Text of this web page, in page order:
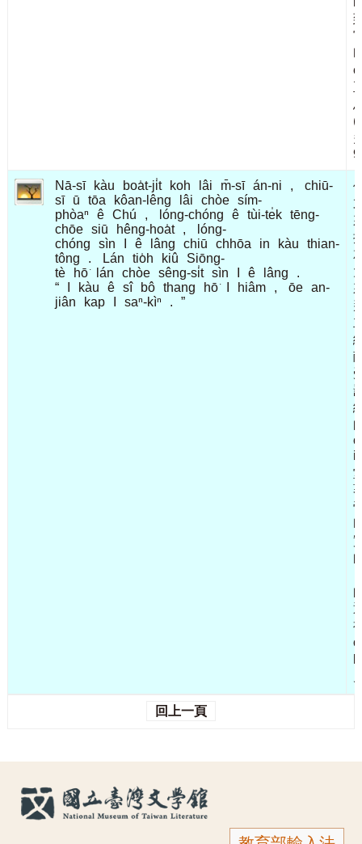
ê
(
9
Nā-sī kàu boa̍t-ji̍t koh lâi m̄-sī án-ni ,
chiū-
sī
ū tōa kôan-lêng lâi chòe sím-
phòaⁿ
ê Chú , lóng-chóng ê tùi-te̍k tēng-
chōe siū hêng-hoa̍t ,
lóng-
chóng
sìn ê lâng chiū chhōa in kàu
thian-
tông
. Lán tio̍h kiû
Siōng-
tè
hō͘ lán chòe sêng-si̍t sìn ê lâng
.
“
kàu ê sî bô thang hō͘ hiâm , ōe an-
jiân
kap saⁿ-kìⁿ . ”
回上一頁